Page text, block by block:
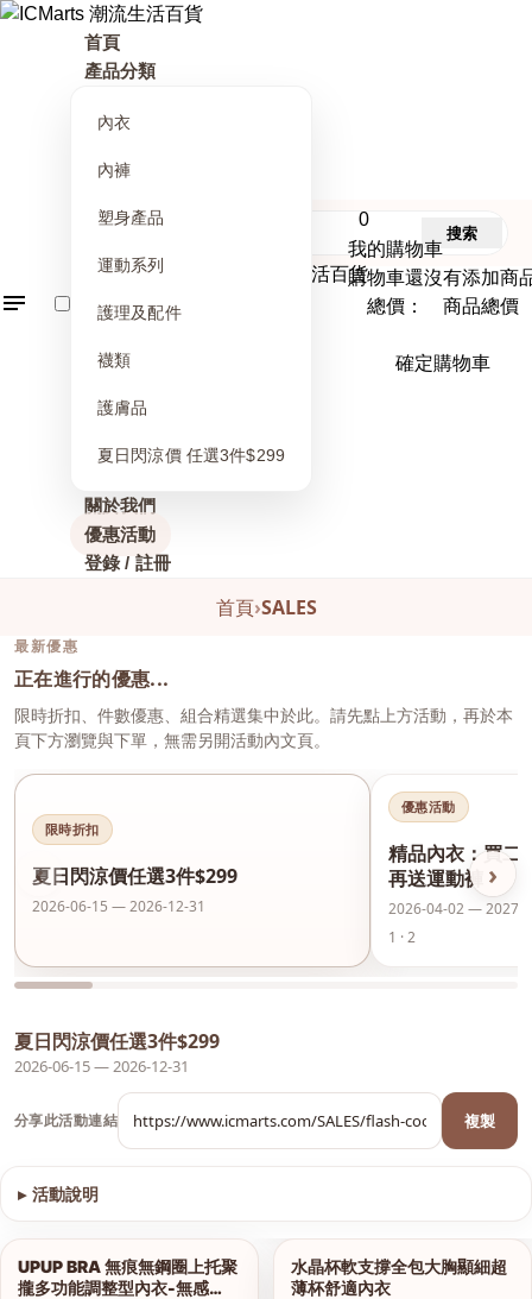
首頁
產品分類
內衣
內褲
塑身產品
運動系列
護理及配件
襪類
護膚品
夏日閃涼價 任選3件$299
關於我們
優惠活動
登錄 / 註冊
0
我的購物車
購物車還沒有添加商
總價： 商品總價
確定購物車
搜索
首頁›SALES
最新優惠
正在進行的優惠...
限時折扣、件數優惠、組合精選集中於此。請先點上方活動，再於本
頁下方瀏覽與下單，無需另開活動內文頁。
‹ ›
限時折扣
夏日閃涼價任選3件$299
2026-06-15 — 2026-12-31
優惠活動
精品內衣：買二
再送運動褲
2026-04-02 — 2027-
1 · 2
夏日閃涼價任選3件$299
2026-06-15 — 2026-12-31
分享此活動連結 複製
▸ 活動說明
1/18
查看圖片
UPUP BRA 無痕無鋼圈上托聚
攏多功能調整型內衣-無感
1/15
水晶杯軟支撐全包大胸顯細超
薄杯舒適內衣